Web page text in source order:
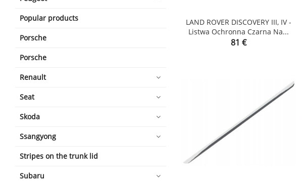
Popular products
Porsche
Porsche
Renault
Seat
Skoda
Ssangyong
Stripes on the trunk lid
Subaru
LAND ROVER DISCOVERY III, IV -
Listwa Ochronna Czarna Na...
Price
81 €